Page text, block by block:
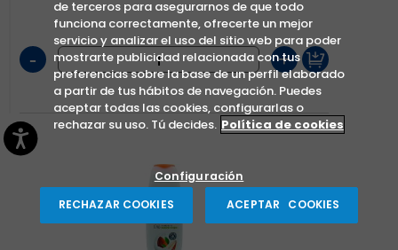
- +
de terceros para asegurarnos de que todo
funciona correctamente, ofrecerte un mejor
servicio y analizar el uso del sitio web para poder
mostrarte publicidad relacionada con tus
preferencias sobre la base de un perfil elaborado
a partir de tus hábitos de navegación. Puedes
aceptar todas las cookies, configurarlas o
rechazar su uso. Tú decides. Política de cookies
Configuración
RECHAZAR COOKIES
ACEPTAR COOKIES